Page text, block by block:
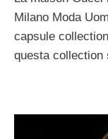
Milano Moda
capsule
questa collection